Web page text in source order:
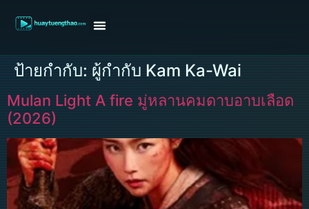
ป้ายกำกับ: ผู้กำกับ Kam Ka-Wai
Mulan Light A fire มู่หลานคมดาบอาบเลือด
(2026)